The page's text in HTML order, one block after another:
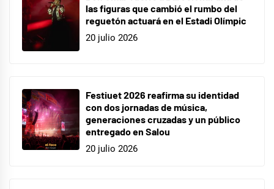
las figuras que cambió el rumbo del
reguetón actuará en el Estadi Olímpic
20 julio 2026
Festiuet 2026 reafirma su identidad
con dos jornadas de música,
generaciones cruzadas y un público
entregado en Salou
20 julio 2026